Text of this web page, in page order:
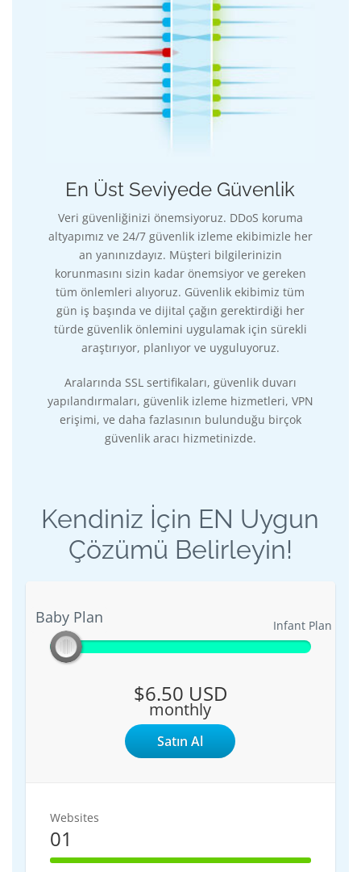
En Üst Seviyede Güvenlik
Veri güvenliğinizi önemsiyoruz. DDoS koruma
altyapımız ve 24/7 güvenlik izleme ekibimizle her
an yanınızdayız. Müşteri bilgilerinizin
korunmasını sizin kadar önemsiyor ve gereken
tüm önlemleri alıyoruz. Güvenlik ekibimiz tüm
gün iş başında ve dijital çağın gerektirdiği her
türde güvenlik önlemini uygulamak için sürekli
araştırıyor, planlıyor ve uyguluyoruz.
Aralarında SSL sertifikaları, güvenlik duvarı
yapılandırmaları, güvenlik izleme hizmetleri, VPN
erişimi, ve daha fazlasının bulunduğu birçok
güvenlik aracı hizmetinizde.
Kendiniz İçin EN Uygun
Çözümü Belirleyin!
Baby Plan
Baby Plan Infant Plan
$6.50 USD
monthly
Satın Al
Websites
01
100% Complete